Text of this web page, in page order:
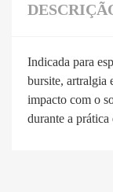
Indicada para
bursite, artralgia
impacto com o
durante a prática